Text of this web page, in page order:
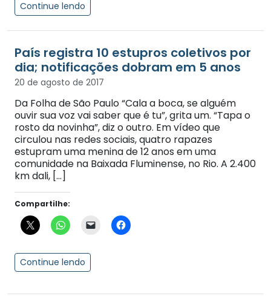
Continue lendo
País registra 10 estupros coletivos por
dia; notificações dobram em 5 anos
20 de agosto de 2017
Da Folha de São Paulo “Cala a boca, se alguém
ouvir sua voz vai saber que é tu”, grita um. “Tapa o
rosto da novinha”, diz o outro. Em vídeo que
circulou nas redes sociais, quatro rapazes
estupram uma menina de 12 anos em uma
comunidade na Baixada Fluminense, no Rio. A 2.400
km dali, […]
Compartilhe:
Continue lendo